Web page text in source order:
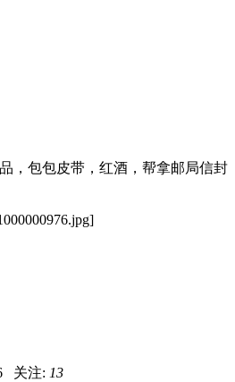
，包包皮带，红酒，帮拿邮局信封
关注: 13